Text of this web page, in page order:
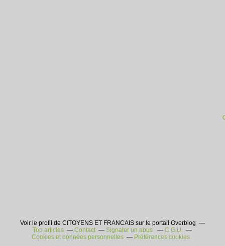
Voir le profil de CITOYENS ET FRANCAIS sur le portail Overblog
Top articles
Contact Signaler un abus
C.G.U.
Cookies et données personnelles
Préférences cookies